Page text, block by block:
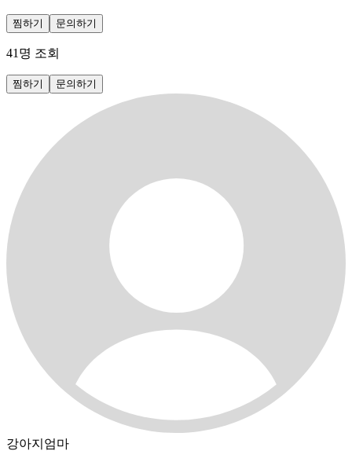
찜하기 문의하기
41 명 조회
찜하기 문의하기
강아지엄마